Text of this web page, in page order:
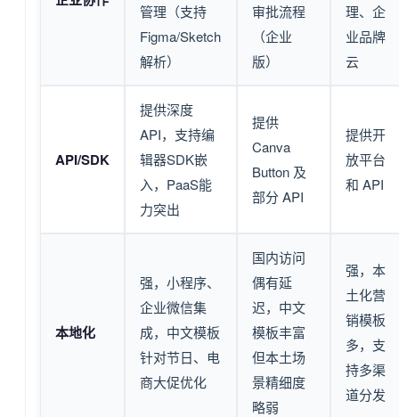
管理（支持
Figma/Sketch
解析）
审批流程
（企业
版）
理、企
业品牌
云
API/SDK
提供深度
API，支持编
辑器SDK嵌
入，PaaS能
力突出
提供
Canva
Button 及
部分 API
提供开
放平台
和 API
本地化
强，小程序、
企业微信集
成，中文模板
针对节日、电
商大促优化
国内访问
偶有延
迟，中文
模板丰富
但本土场
景精细度
略弱
强，本
土化营
销模板
多，支
持多渠
道分发